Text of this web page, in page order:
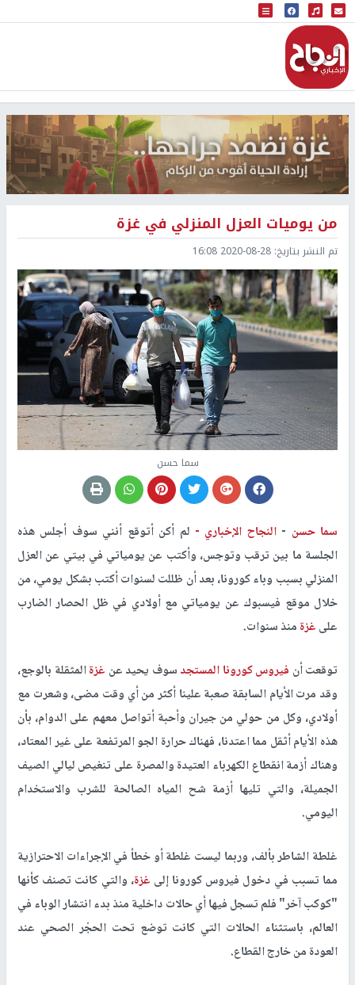
البث المباشر
إذاعة النجاح
من يوميات العزل المنزلي في غزة
تم النشر بتاريخ: 2020-08-28 16:08
سما حسن
سما حسن -النجاح الإخباري - لم أكن أتوقع أنني سوف أجلس هذه
الجلسة ما بين ترقب وتوجس، وأكتب عن يومياتي في بيتي عن العزل
المنزلي بسبب وباء كورونا، بعد أن ظللت لسنوات أكتب بشكل يومي، من
خلال موقع فيسبوك عن يومياتي مع أولادي في ظل الحصار الضارب
علىغزةمنذ سنوات.
توقعت أن فيروس كورونا المستجدسوف يحيد عن غزةالمثقلة بالوجع،
وقد مرت الأيام السابقة صعبة علينا أكثر من أي وقت مضى، وشعرت مع
أولادي، وكل من حولي من جيران وأحبة أتواصل معهم على الدوام، بأن
هذه الأيام أثقل مما اعتدنا، فهناك حرارة الجو المرتفعة على غير المعتاد،
وهناك أزمة انقطاع الكهرباء العتيدة والمصرة على تنغيص ليالي الصيف
الجميلة، والتي تليها أزمة شح المياه الصالحة للشرب والاستخدام
اليومي.
غلطة الشاطر بألف، وربما ليست غلطة أو خطأ في الإجراءات الاحترازية
مما تسبب في دخول فيروس كورونا إلى غزة، والتي كانت تصنف كأنها
"كوكب آخر" فلم تسجل فيها أي حالات داخلية منذ بدء انتشار الوباء في
العالم، باستثناء الحالات التي كانت توضع تحت الحجْر الصحي عند
العودة من خارج القطاع.